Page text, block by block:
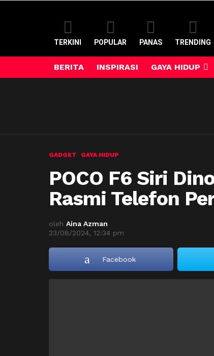
TERKINI POPULAR PANAS TRENDING
BERITA INSPIRASI GAYA HIDUP
GADGET GAYA HIDUP
POCO F6 Siri
Rasmi Telefon
oleh Aina Azman
23/08/2024, 12:34 pm
Facebook